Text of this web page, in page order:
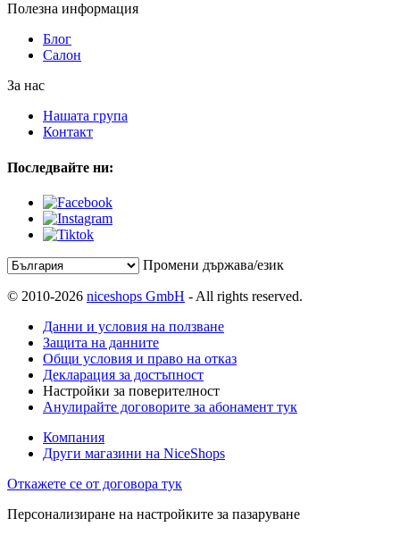
Полезна информация
Блог
Салон
За нас
Нашата група
Контакт
Последвайте ни:
Промени държава/език
© 2010-2026 niceshops GmbH - All rights reserved.
Данни и условия на ползване
Защита на данните
Общи условия и право на отказ
Декларация за достъпност
Настройки за поверителност
Анулирайте договорите за абонамент тук
Компания
Други магазини на NiceShops
Откажете се от договора тук
Персонализиране на настройките за пазаруване